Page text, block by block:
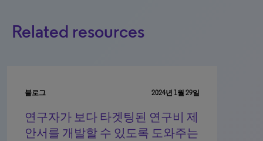
Related resources
블로그 2024년 1월 29일
연구자가 보다 타겟팅된 연구비 제
안서를 개발할 수 있도록 도와주는